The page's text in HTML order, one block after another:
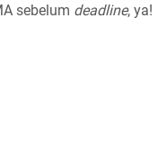
sebelum deadline, ya!